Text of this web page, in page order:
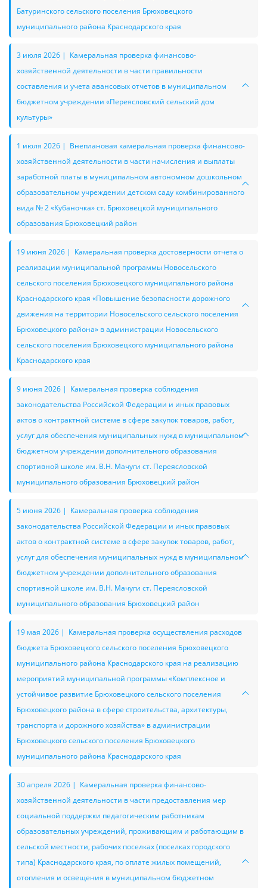
Батуринского сельского поселения Брюховецкого
муниципального района Краснодарского края
3 июля 2026 | Камеральная проверка финансово-
хозяйственной деятельности в части правильности
составления и учета авансовых отчетов в муниципальном
бюджетном учреждении «Переясловский сельский дом
культуры»
1 июля 2026 | Внеплановая камеральная проверка финансово-
хозяйственной деятельности в части начисления и выплаты
заработной платы в муниципальном автономном дошкольном
образовательном учреждении детском саду комбинированного
вида № 2 «Кубаночка» ст. Брюховецкой муниципального
образования Брюховецкий район
19 июня 2026 | Камеральная проверка достоверности отчета о
реализации муниципальной программы Новосельского
сельского поселения Брюховецкого муниципального района
Краснодарского края «Повышение безопасности дорожного
движения на территории Новосельского сельского поселения
Брюховецкого района» в администрации Новосельского
сельского поселения Брюховецкого муниципального района
Краснодарского края
9 июня 2026 | Камеральная проверка соблюдения
законодательства Российской Федерации и иных правовых
актов о контрактной системе в сфере закупок товаров, работ,
услуг для обеспечения муниципальных нужд в муниципальном
бюджетном учреждении дополнительного образования
спортивной школе им. В.Н. Мачуги ст. Переясловской
муниципального образования Брюховецкий район
5 июня 2026 | Камеральная проверка соблюдения
законодательства Российской Федерации и иных правовых
актов о контрактной системе в сфере закупок товаров, работ,
услуг для обеспечения муниципальных нужд в муниципальном
бюджетном учреждении дополнительного образования
спортивной школе им. В.Н. Мачуги ст. Переясловской
муниципального образования Брюховецкий район
19 мая 2026 | Камеральная проверка осуществления расходов
бюджета Брюховецкого сельского поселения Брюховецкого
муниципального района Краснодарского края на реализацию
мероприятий муниципальной программы «Комплексное и
устойчивое развитие Брюховецкого сельского поселения
Брюховецкого района в сфере строительства, архитектуры,
транспорта и дорожного хозяйства» в администрации
Брюховецкого сельского поселения Брюховецкого
муниципального района Краснодарского края
30 апреля 2026 | Камеральная проверка финансово-
хозяйственной деятельности в части предоставления мер
социальной поддержки педагогическим работникам
образовательных учреждений, проживающим и работающим в
сельской местности, рабочих поселках (поселках городского
типа) Краснодарского края, по оплате жилых помещений,
отопления и освещения в муниципальном бюджетном